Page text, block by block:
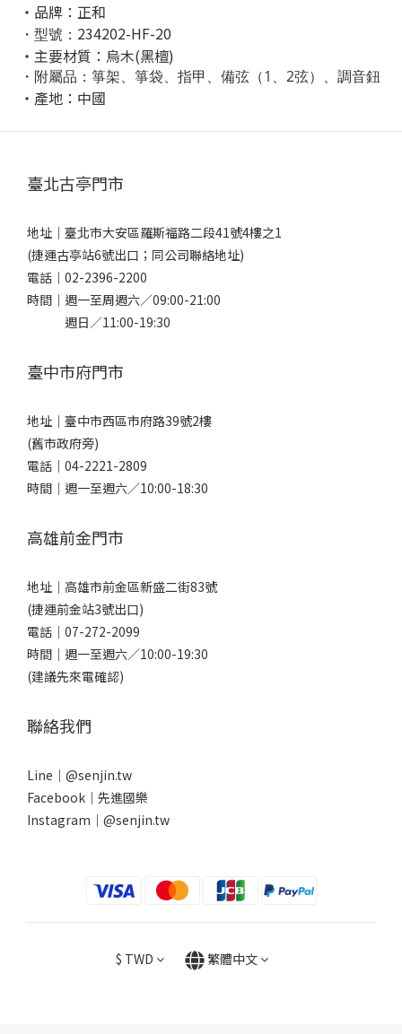
・品牌：正和
・型號： 234202-HF-20
・主要材質：烏木(黑檀)
・附屬品： 箏架、箏袋、指甲、備弦（1、2弦）、調音鈕
・產地：中國
臺北古亭門市
地址｜ 臺北市大安區羅斯福路二段41號4樓之1
(捷運古亭站6號出口；同公司聯絡地址)
電話｜ 02-2396-2200
時間｜週一至周週六／09:00-21:00
週日／11:00-19:30
臺中市府門市
地址｜ 臺中市西區市府路39號2樓
(舊市政府旁)
電話｜ 04-2221-2809
時間｜週一至週六／10:00-18:30
高雄前金門市
地址｜ 高雄市前金區新盛二街83號
(捷運前金站3號出口)
電話｜ 07-272-2099
時間｜週一至週六／10:00-19:30
(建議先來電確認)
聯絡我們
Line｜ @senjin.tw
Facebook｜ 先進國樂
Instagram｜ @senjin.tw
$ TWD 繁體中文